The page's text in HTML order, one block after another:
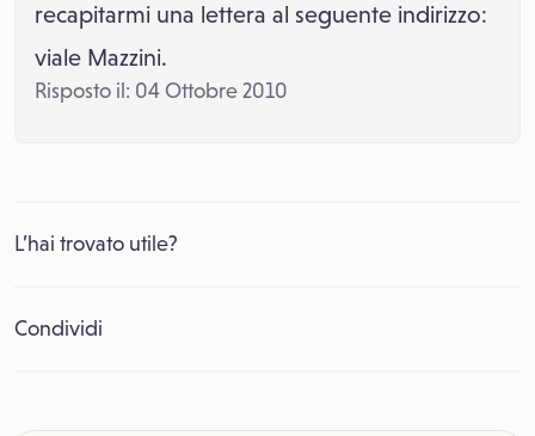
recapitarmi una lettera al seguente indirizzo:
viale Mazzini.
Risposto il: 04 Ottobre 2010
L’hai trovato utile?
Condividi